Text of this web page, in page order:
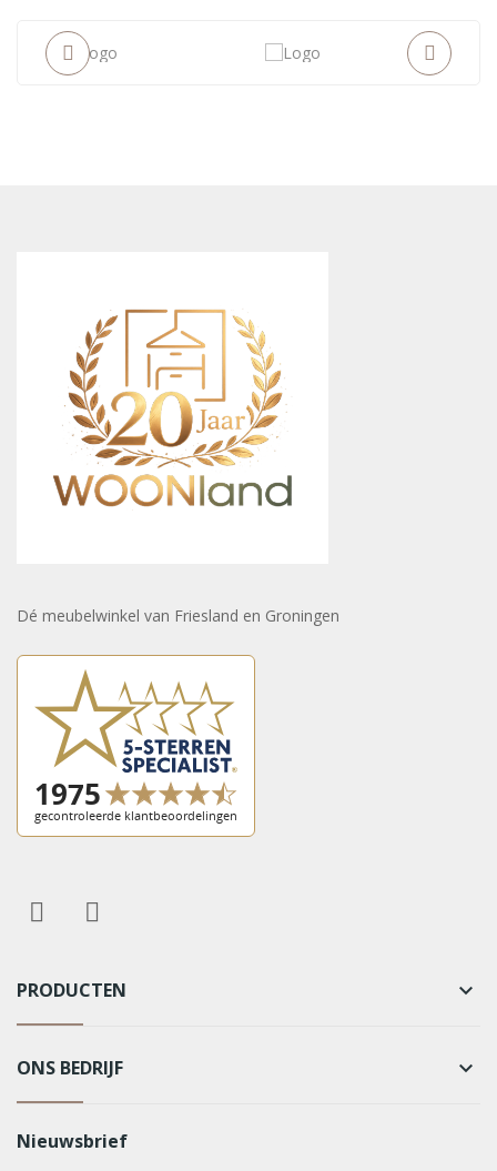
Dé meubelwinkel van Friesland en Groningen
PRODUCTEN keyboard_arrow_down
ONS BEDRIJF keyboard_arrow_down
Nieuwsbrief